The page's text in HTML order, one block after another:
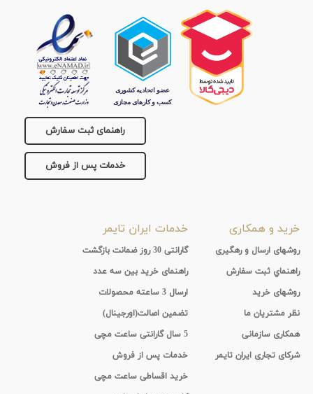
راهنمای ثبت سفارش
خدمات پس از فروش
خرید و همکاری
روشهای ارسال و رهگیری
راهنماي ثبت سفارش
روشهای خرید
نظر مشتریان ما
همکاری سازمانی
شرکای تجاری ایران تایمر
خدمات ایران تایمر
گارانتی 30 روز ضمانت بازگشت
راهنمای خرید بین سه عدد
ارسال 3 ساعته محصولات
تضمین اصالت(اورجینال)
5 سال گارانتی ساعت مچی
خدمات پس از فروش
خرید اقساطی ساعت مچی